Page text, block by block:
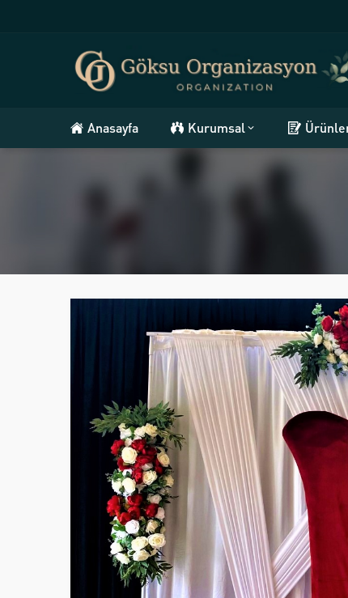
Anasayfa Kurumsal